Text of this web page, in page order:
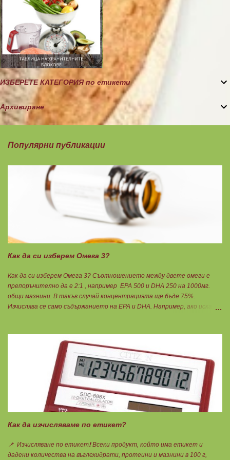
ИЗБЕРЕТЕ КАТЕГОРИЯ по етикети
Архивиране
Популярни публикации
Как да си изберем Омега 3?
Как да си изберем Омега 3? Съотношението между двете омеги е
препоръчително да е 2:1 , например ЕРА 500 и DHA 250 на 1000мг.
общи мазнини. В такъв случай концентрацията ще бъде 75%.
Изчислява се само съдържанието на EPA и DHA. Например, ако искате
количество излишни мазнини като други омеги 6 и 9, и разни
наситени мазнини. Трябва да търсите на етикета от какви риби е
маслото. От по-дребни видове преработка е по-щадяща.
Технологията на пречистване и концентрация на рибеното масло до
омега-3 мастни киселини е различна. Крайната форма е или етил-
естерна от молекулярното пречистване, или триглицеридна чрез
обратен процес на реестеризация. Винаги избирайте
Как да изчисляваме по етикет?
📌 Изчисляване по етикет❗ Всеки продукт, който има етикет и
дадени количества на въглехидрати, протеини и мазнини в 100 г,